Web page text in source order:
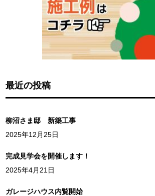
最近の投稿
柳沼さま邸 新築工事
2025年12月25日
完成見学会を開催します！
2025年4月21日
ガレージハウス内覧開始